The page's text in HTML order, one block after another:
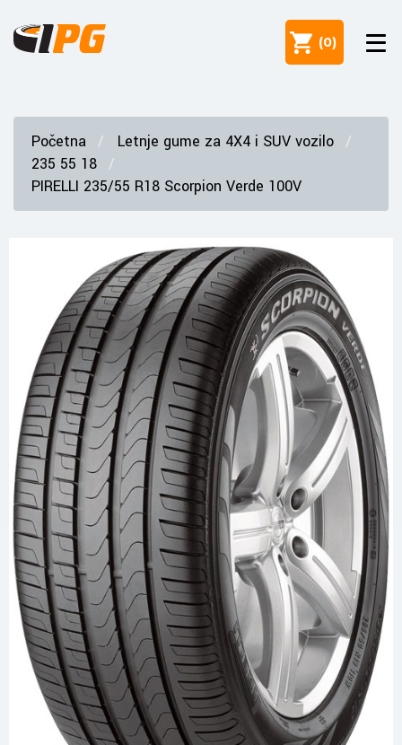
(0)
Početna
Letnje gume za 4X4 i SUV vozilo
235 55 18
PIRELLI 235/55 R18 Scorpion Verde 100V